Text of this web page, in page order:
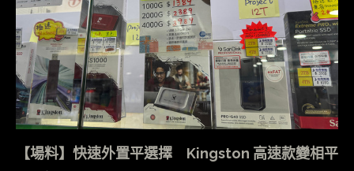
【場料】快速外置平選擇 Kingston 高速款變相平